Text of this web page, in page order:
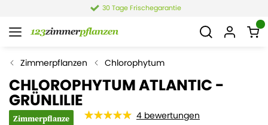
30 Tage Frischegarantie
Zimmerpflanzen Chlorophytum
CHLOROPHYTUM ATLANTIC -
GRÜNLILIE
Zimmerpflanze 4 bewertungen